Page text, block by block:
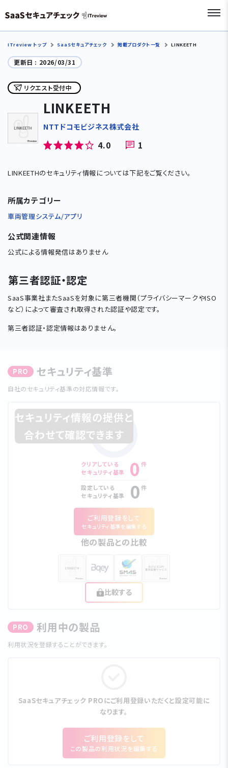
ITreview トップ SaaSセキュアチェック 掲載プロダクト一覧 LINKEETH
更新日 : 2026/03/31
リクエスト受付中
LINKEETH
NTTドコモビジネス株式会社
4.0 1
LINKEETHのセキュリティ情報については下記をご覧ください。
所属カテゴリー
車両管理システム/アプリ
公式関連情報
公式による情報発信はありません
第三者認証・認定
SaaS事業社またSaaSを対象に第三者機関（プライバシーマークやISO
など）によって審査され取得された認証や認定です。
第三者認証・認定情報はありません。
PRO セキュリティ基準
⾃社のセキュリティ基準の対応情報です。
0%
クリアしている
セキュリティ基準
0 件
設定している
セキュリティ基準
0 件
ご利⽤登録をして
セキュリティ基準を編集する
他の製品との比較
比較する
セキュリティ情報の提供と
合わせて確認できます
PRO 利⽤中の製品
利⽤状況を登録することができます。
SaaSセキュアチェック PROにご利⽤登録いただくと設定可能に
なります。
ご利⽤登録をして
この製品の利⽤状況を編集する